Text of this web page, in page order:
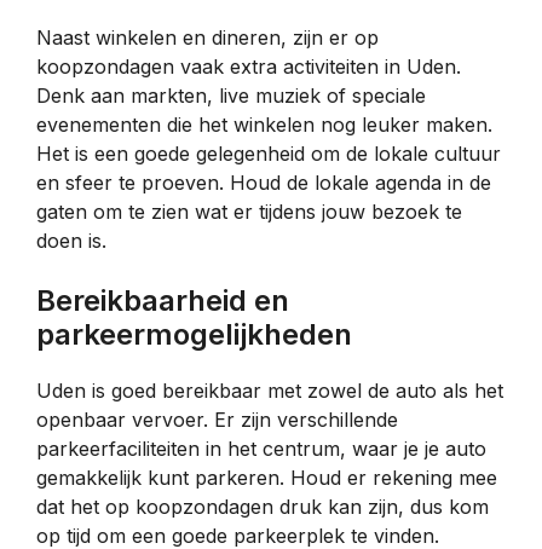
Naast winkelen en dineren, zijn er op
koopzondagen vaak extra activiteiten in Uden.
Denk aan markten, live muziek of speciale
evenementen die het winkelen nog leuker maken.
Het is een goede gelegenheid om de lokale cultuur
en sfeer te proeven. Houd de lokale agenda in de
gaten om te zien wat er tijdens jouw bezoek te
doen is.
Bereikbaarheid en
parkeermogelijkheden
Uden is goed bereikbaar met zowel de auto als het
openbaar vervoer. Er zijn verschillende
parkeerfaciliteiten in het centrum, waar je je auto
gemakkelijk kunt parkeren. Houd er rekening mee
dat het op koopzondagen druk kan zijn, dus kom
op tijd om een goede parkeerplek te vinden.